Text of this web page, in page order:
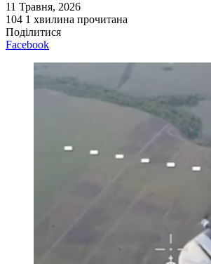
11 Травня, 2026
104 1 хвилина прочитана
Поділитися
Facebook